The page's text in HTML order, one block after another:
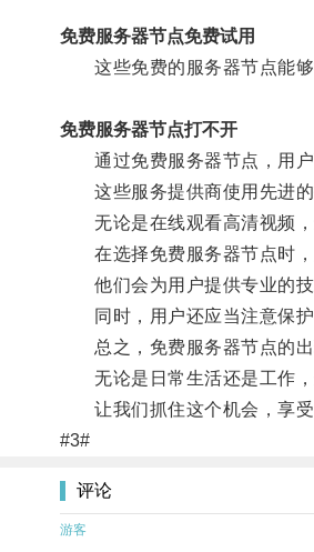
免费服务器节点免费试用
这些免费的服务器节点能够
免费服务器节点打不开
通过免费服务器节点，用户
这些服务提供商使用先进的
无论是在线观看高清视频，
在选择免费服务器节点时，
他们会为用户提供专业的技
同时，用户还应当注意保护
总之，免费服务器节点的出
无论是日常生活还是工作，
让我们抓住这个机会，享受
#3#
评论
游客